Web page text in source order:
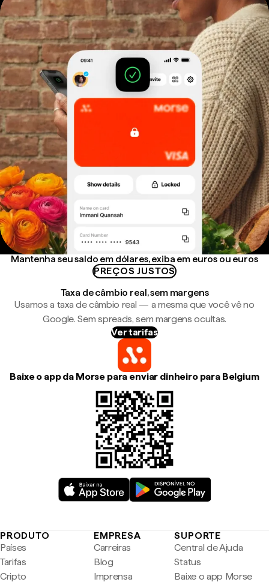
Mantenha seu saldo em dólares, exiba em euros ou euros
PREÇOS JUSTOS
Taxa de câmbio real, sem margens
Usamos a taxa de câmbio real — a mesma que você vê no
Google. Sem spreads, sem margens ocultas.
Ver tarifas
Baixe o app da Morse para enviar dinheiro para Belgium
PRODUTO
Países
Tarifas
Cripto
EMPRESA
Carreiras
Blog
Imprensa
SUPORTE
Central de Ajuda
Status
Baixe o app Morse